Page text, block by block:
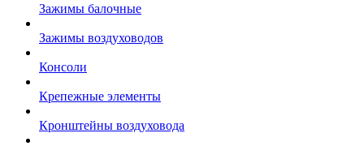
Зажимы балочные
Зажимы воздуховодов
Консоли
Крепежные элементы
Кронштейны воздуховода